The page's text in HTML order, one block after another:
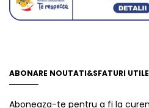
ABONARE NOUTATI&SFATURI UTILE
Aboneaza-te pentru a fi la